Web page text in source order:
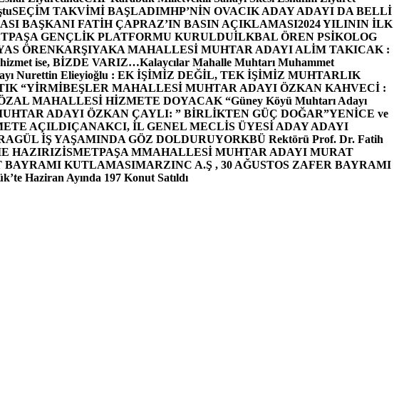
SEÇİM TAKVİMİ BAŞLADIMHP’NİN OVACIK ADAY ADAYI DA BELLİ
BAŞKANI FATİH ÇAPRAZ’IN BASIN AÇIKLAMASI2024 YILININ İLK
GENÇLİK PLATFORMU KURULDUİLKBAL ÖREN PSİKOLOG
ÖRENKARŞIYAKA MAHALLESİ MUHTAR ADAYI ALİM TAKICAK :
hizmet ise, BİZDE VARIZ…Kalaycılar Mahalle Muhtarı Muhammet
Nurettin Elieyioğlu : EK İŞİMİZ DEĞİL, TEK İŞİMİZ MUHTARLIK
“YİRMİBEŞLER MAHALLESİ MUHTAR ADAYI ÖZKAN KAHVECİ :
MAHALLESİ HİZMETE DOYACAK “Güney Köyü Muhtarı Adayı
ADAYI ÖZKAN ÇAYLI: ” BİRLİKTEN GÜÇ DOĞAR”YENİCE ve
AÇILDIÇANAKCI, İL GENEL MECLİS ÜYESİ ADAY ADAYI
İŞ YAŞAMINDA GÖZ DOLDURUYORKBÜ Rektörü Prof. Dr. Fatih
HAZIRIZİSMETPAŞA MMAHALLESİ MUHTAR ADAYI MURAT
BAYRAMI KUTLAMASIMARZINC A.Ş , 30 AĞUSTOS ZAFER BAYRAMI
Haziran Ayında 197 Konut Satıldı